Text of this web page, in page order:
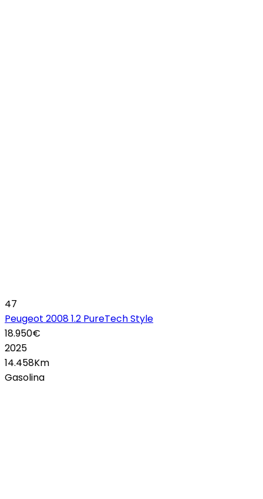
47
Peugeot 2008 1.2 PureTech Style
18.950€
2025
14.458Km
Gasolina